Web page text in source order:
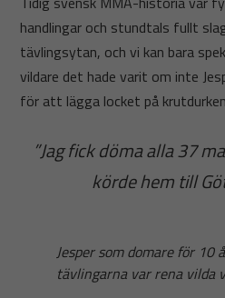
handlingar och stundtals fullt
tävlingsytan, och vi kan bara
vildare det hade varit om inte
för att lägga locket på
”Jag fick döma alla 37
körde hem till
Jesper som domare för 10
tävlingarna var rena vilda